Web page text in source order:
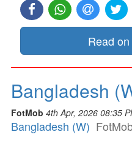
Read
Bangladesh
FotMob 4th Apr, 2026 08:35
Bangladesh (W)